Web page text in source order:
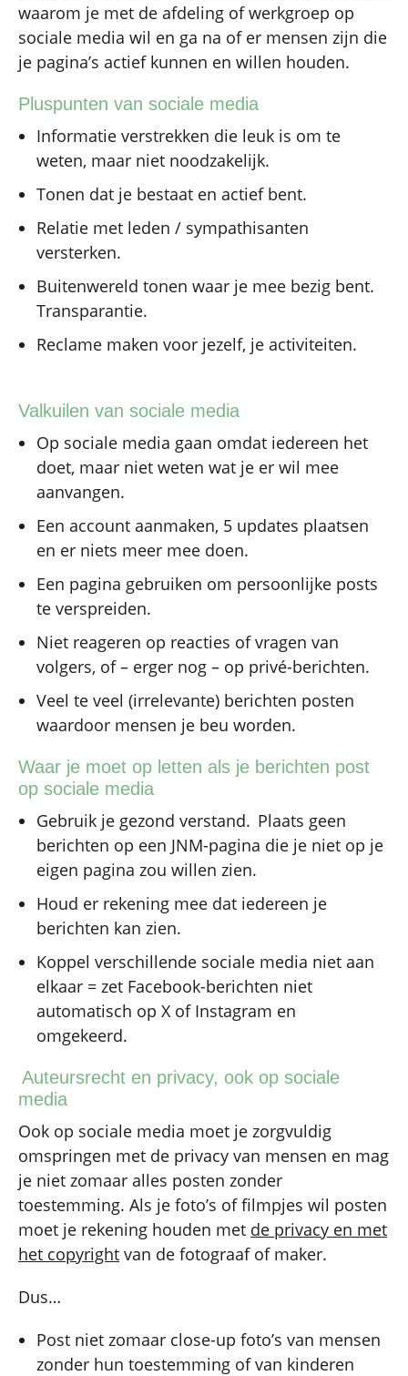
waarom je met de afdeling of werkgroep op
sociale media wil en ga na of er mensen zijn die
je pagina’s actief kunnen en willen houden.
Pluspunten van sociale media
Informatie verstrekken die leuk is om te
weten, maar niet noodzakelijk.
Tonen dat je bestaat en actief bent.
Relatie met leden / sympathisanten
versterken.
Buitenwereld tonen waar je mee bezig bent.
Transparantie.
Reclame maken voor jezelf, je activiteiten.
Valkuilen van sociale media
Op sociale media gaan omdat iedereen het
doet, maar niet weten wat je er wil mee
aanvangen.
Een account aanmaken, 5 updates plaatsen
en er niets meer mee doen.
Een pagina gebruiken om persoonlijke posts
te verspreiden.
Niet reageren op reacties of vragen van
volgers, of – erger nog – op privé-berichten.
Veel te veel (irrelevante) berichten posten
waardoor mensen je beu worden.
Waar je moet op letten als je berichten post
op sociale media
Gebruik je gezond verstand. Plaats geen
berichten op een JNM-pagina die je niet op je
eigen pagina zou willen zien.
Houd er rekening mee dat iedereen je
berichten kan zien.
Koppel verschillende sociale media niet aan
elkaar = zet Facebook-berichten niet
automatisch op X of Instagram en
omgekeerd.
Auteursrecht en privacy, ook op sociale
media
Ook op sociale media moet je zorgvuldig
omspringen met de privacy van mensen en mag
je niet zomaar alles posten zonder
toestemming. Als je foto’s of filmpjes wil posten
moet je rekening houden met de privacy en met
het copyright van de fotograaf of maker.
Dus…
Post niet zomaar close-up foto’s van mensen
zonder hun toestemming of van kinderen